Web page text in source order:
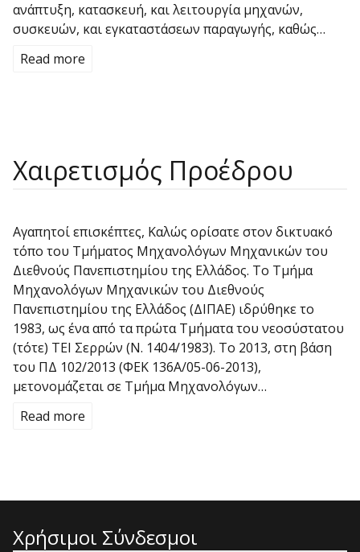
ανάπτυξη, κατασκευή, και λειτουργία μηχανών,
συσκευών, και εγκαταστάσεων παραγωγής, καθώς…
Read more
Χαιρετισμός Προέδρου
Αγαπητοί επισκέπτες, Καλώς ορίσατε στον δικτυακό
τόπο του Τμήματος Μηχανολόγων Μηχανικών του
Διεθνούς Πανεπιστημίου της Ελλάδος. Το Τμήμα
Μηχανολόγων Μηχανικών του Διεθνούς
Πανεπιστημίου της Ελλάδος (ΔΙΠΑΕ) ιδρύθηκε το
1983, ως ένα από τα πρώτα Τμήματα του νεοσύστατου
(τότε) ΤΕΙ Σερρών (Ν. 1404/1983). Το 2013, στη βάση
του ΠΔ 102/2013 (ΦΕΚ 136Α/05-06-2013),
μετονομάζεται σε Τμήμα Μηχανολόγων…
Read more
Χρήσιμοι Σύνδεσμοι